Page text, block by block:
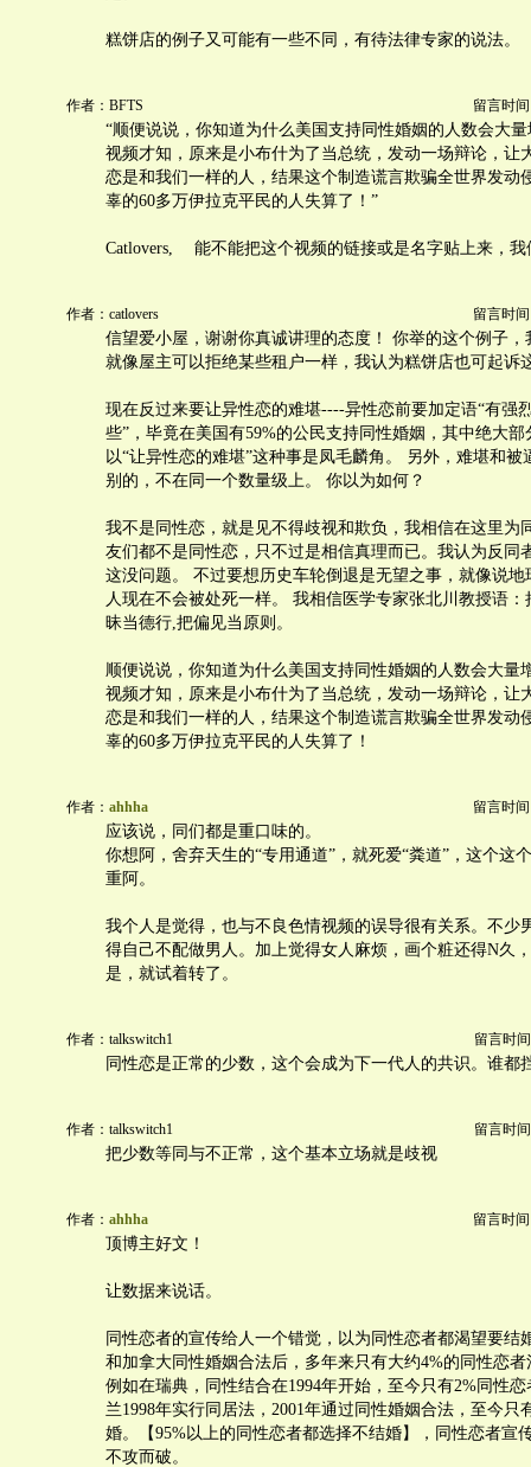
糕饼店的例子又可能有一些不同，有待法律专家的说法。
作者：BFTS 留言时间
“顺便说说，你知道为什么美国支持同性婚姻的人数会大
视频才知，原来是小布什为了当总统，发动一场辩论，让
恋是和我们一样的人，结果这个制造谎言欺骗全世界发动
辜的60多万伊拉克平民的人失算了！”
Catlovers, 能不能把这个视频的链接或是名字贴上来，我
作者：catlovers 留言时间
信望爱小屋，谢谢你真诚讲理的态度！ 你举的这个例子，
就像屋主可以拒绝某些租户一样，我认为糕饼店也可起诉
现在反过来要让异性恋的难堪----异性恋前要加定语“有强
些”，毕竟在美国有59%的公民支持同性婚姻，其中绝大
以“让异性恋的难堪”这种事是凤毛麟角。 另外，难堪和被
别的，不在同一个数量级上。 你以为如何？
我不是同性恋，就是见不得歧视和欺负，我相信在这里为
友们都不是同性恋，只不过是相信真理而已。我认为反同
这没问题。 不过要想历史车轮倒退是无望之事，就像说地
人现在不会被处死一样。 我相信医学专家张北川教授语
昧当德行,把偏见当原则。
顺便说说，你知道为什么美国支持同性婚姻的人数会大量
视频才知，原来是小布什为了当总统，发动一场辩论，让
恋是和我们一样的人，结果这个制造谎言欺骗全世界发动
辜的60多万伊拉克平民的人失算了！
作者： ahhha 留言时间
应该说，同们都是重口味的。
你想阿，舍弃天生的“专用通道”，就死爱“粪道”，这个这
重阿。
我个人是觉得，也与不良色情视频的误导很有关系。不少
得自己不配做男人。加上觉得女人麻烦，画个粧还得N
是，就试着转了。
作者：talkswitch1 留言时
同性恋是正常的少数，这个会成为下一代人的共识。谁都
作者：talkswitch1 留言时
把少数等同与不正常，这个基本立场就是歧视
作者： ahhha 留言时间
顶博主好文！
让数据来说话。
同性恋者的宣传给人一个错觉，以为同性恋者都渴望要结
和加拿大同性婚姻合法后，多年来只有大约4%的同性恋
例如在瑞典，同性结合在1994年开始，至今只有2%同性
兰1998年实行同居法，2001年通过同性婚姻合法，至今只
婚。【95%以上的同性恋者都选择不结婚】，同性恋者宣
不攻而破。